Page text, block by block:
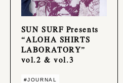
SUN SURF Presents
“ALOHA SHIRTS
LABORATORY”
vol.2 & vol.3
#JOURNAL